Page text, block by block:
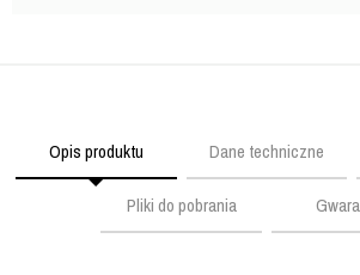
Opis produktu Dane techniczne
Pliki do pobrania